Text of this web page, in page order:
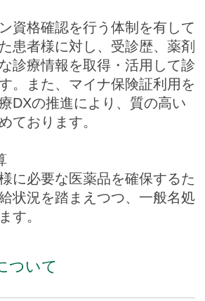
資格確認を行う体制を有して
患者様に対し、受診歴、薬剤
診療情報を取得・活用して診
。また、マイナ保険証利用を
DXの推進により、質の高い
ております。
に必要な医薬品を確保するた
状況を踏まえつつ、一般名処
す。
ついて